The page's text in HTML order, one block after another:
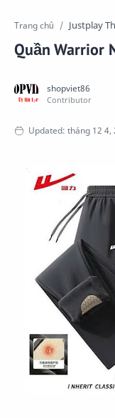
Trang chủ Justplay
Quần Warrior